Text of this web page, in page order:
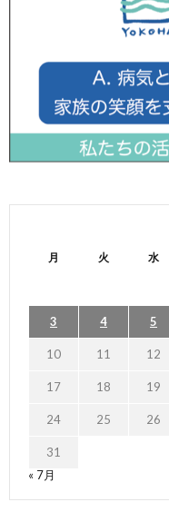
月 火 水
3 4 5
10 11 12
17 18 19
24 25 26
31
« 7月